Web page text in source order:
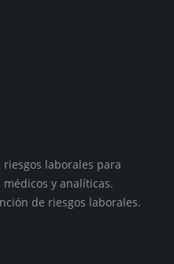
laborales para
y analíticas.
de riesgos laborales.